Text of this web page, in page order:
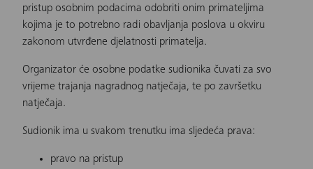
pristup osobnim podacima odobriti onim primateljima
kojima je to potrebno radi obavljanja poslova u okviru
zakonom utvrđene djelatnosti primatelja.
Organizator će osobne podatke sudionika čuvati za svo
vrijeme trajanja nagradnog natječaja, te po završetku
natječaja.
Sudionik ima u svakom trenutku ima sljedeća prava:
pravo na pristup